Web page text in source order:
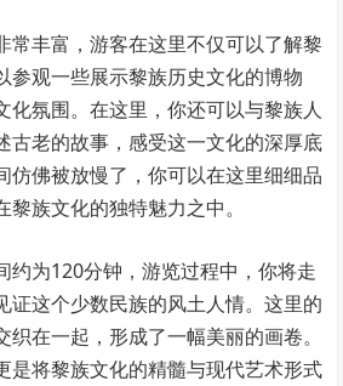
常丰富，游客在这里不仅可以了解黎
参观一些展示黎族历史文化的博物
化氛围。在这里，你还可以与黎族人
古老的故事，感受这一文化的深厚底
仿佛被放慢了，你可以在这里细细品
族文化的独特魅力之中。
约为120分钟，游览过程中，你将走
证这个少数民族的风土人情。这里的
在一起，形成了一幅美丽的画卷。
是将黎族文化的精髓与现代艺术形式